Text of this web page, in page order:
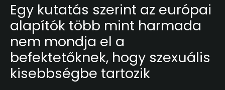
Egy kutatás szerint az európai
alapítók több mint harmada
nem mondja el a
befektetőknek, hogy szexuális
kisebbségbe tartozik